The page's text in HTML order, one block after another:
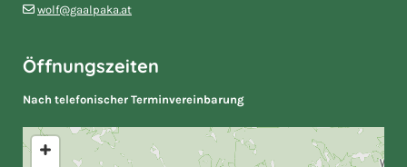
 wolf@gaalpaka.at
Öffnungszeiten
Nach telefonischer Terminvereinbarung